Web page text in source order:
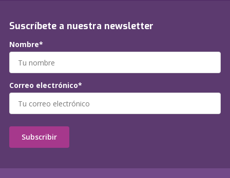
Suscríbete a nuestra newsletter
Nombre*
Correo electrónico*
Subscribir